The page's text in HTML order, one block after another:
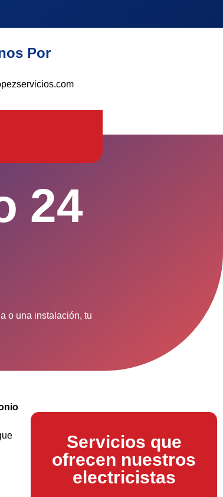
Por
24
o una instalación, tu
Servicios que
ofrecen nuestros
electricistas